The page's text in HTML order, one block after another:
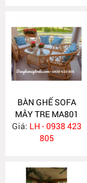
BÀN GHẾ SOFA
MÂY TRE MA801
Giá: LH - 0938 423
805